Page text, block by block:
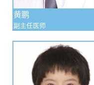
黄鹏
副主任医师